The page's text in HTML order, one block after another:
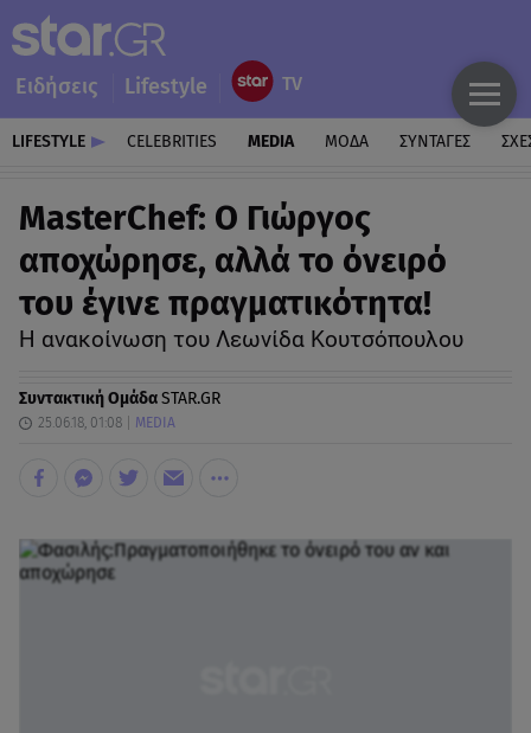
Ειδήσεις Lifestyle
LIFESTYLE CELEBRITIES MEDIA ΜΟΔΑ ΣΥΝΤΑΓΕΣ
MasterChef: Ο Γιώργος
αποχώρησε, αλλά το όνειρό
του έγινε πραγματικότητα!
Η ανακοίνωση του Λεωνίδα Κουτσόπουλου
Συντακτική ΟμάδαSTAR.GR
25.06.18, 01:08 MEDIA